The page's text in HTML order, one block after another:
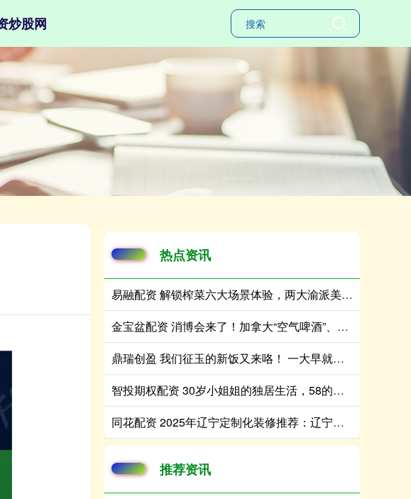
炒股网
热点资讯
易融配资 解锁榨菜六大场景体验，两大渝派美食IP“牵手”成功
金宝盆配资 消博会来了！加拿大“空气啤酒”、伊朗手绘盘、意大利“慢食哲学”纷纷亮相海南
鼎瑞创盈 我们征玉的新饭又来咯！ 一大早就吃这个未免有些太奢侈[awsl][a
智投期权配资 30岁小姐姐的独居生活，58的家精致而淡雅，堪称一人户家庭典范
同花配资 2025年辽宁定制化装修推荐：辽宁方林装饰领衔全屋定制解决方案
推荐资讯